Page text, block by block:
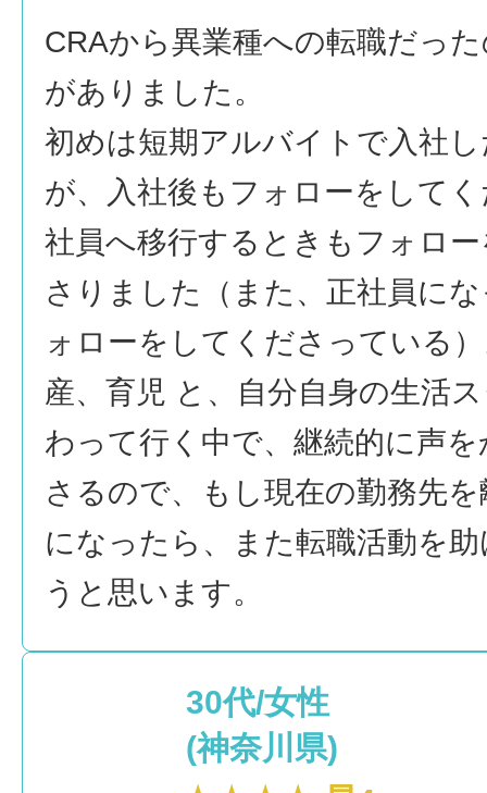
CRAから異業種への転職だっ
がありました。
初めは短期アルバイトで入社
が、入社後もフォローをして
社員へ移行するときもフォロ
さりました（また、正社員に
ォローをしてくださっている
産、育児 と、自分自身の生活
わって行く中で、継続的に声
さるので、もし現在の勤務先
になったら、また転職活動を
うと思います。
30代/女性
(神奈川県)